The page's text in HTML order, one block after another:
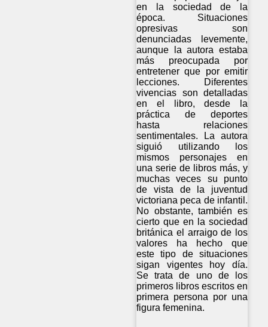
en la sociedad de la
época. Situaciones
opresivas son
denunciadas levemente,
aunque la autora estaba
más preocupada por
entretener que por emitir
lecciones. Diferentes
vivencias son detalladas
en el libro, desde la
práctica de deportes
hasta relaciones
sentimentales. La autora
siguió utilizando los
mismos personajes en
una serie de libros más, y
muchas veces su punto
de vista de la juventud
victoriana peca de infantil.
No obstante, también es
cierto que en la sociedad
británica el arraigo de los
valores ha hecho que
este tipo de situaciones
sigan vigentes hoy día.
Se trata de uno de los
primeros libros escritos en
primera persona por una
figura femenina.